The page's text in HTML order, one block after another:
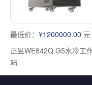
最低价： ¥1200000.00 元
正昱WE842Q G5水冷工
站